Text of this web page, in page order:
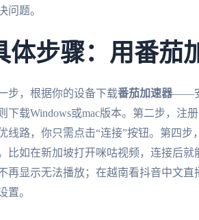
问题。
体步骤：用番茄
步，根据你的设备下载番茄加速器——安
下载Windows或mac版本。第二步，注
线路，你只需点击“连接”按钮。第四
比如在新加坡打开咪咕视频，连接后
再显示无法播放；在越南看抖音中文
置。